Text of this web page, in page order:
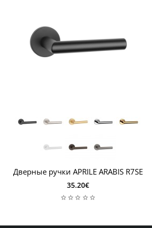
Дверные ручки APRILE ARABIS R7SE
35.20€